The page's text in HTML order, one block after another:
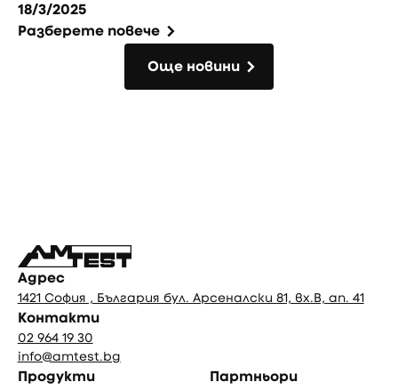
18/3/2025
Разберете повече
Още новини
Адрес
1421 София , България бул. Арсеналски 81, вх.В, ап. 41
Контакти
02 964 19 30
info@amtest.bg
Продукти Партньори